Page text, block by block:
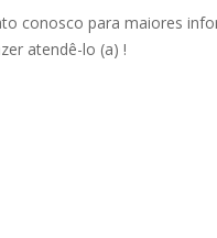
conosco para maiores
atendê-lo (a) !